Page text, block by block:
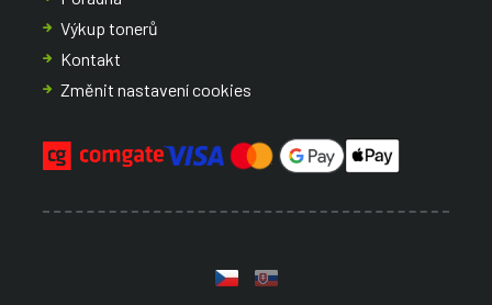
Výkup tonerů
Kontakt
Změnit nastavení cookies